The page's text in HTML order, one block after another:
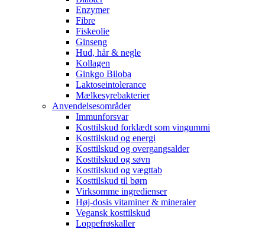
Enzymer
Fibre
Fiskeolie
Ginseng
Hud, hår & negle
Kollagen
Ginkgo Biloba
Laktoseintolerance
Mælkesyrebakterier
Anvendelsesområder
Immunforsvar
Kosttilskud forklædt som vingummi
Kosttilskud og energi
Kosttilskud og overgangsalder
Kosttilskud og søvn
Kosttilskud og vægttab
Kosttilskud til børn
Virksomme ingredienser
Høj-dosis vitaminer & mineraler
Vegansk kosttilskud
Loppefrøskaller